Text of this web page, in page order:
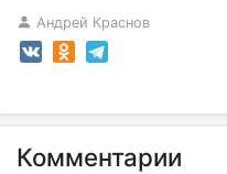
Андрей Краснов
Комментарии